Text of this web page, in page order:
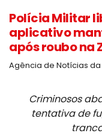
Polícia Militar
aplicativo
após roubo na
Agência de Notícias da
Criminosos
tentativa de